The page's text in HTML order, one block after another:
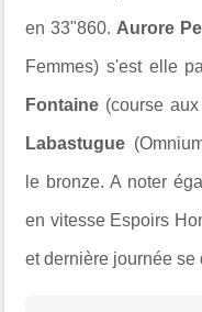
en33"860. Aurore
Femmes) s'est elle
Fontaine (course
Labastugue
le bronze. A noter
en vitesse Espoirs
et dernière journée se